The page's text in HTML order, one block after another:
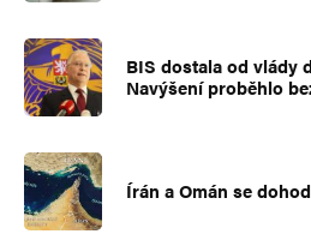
BIS dostala od vlády
Navýšení proběhlo
Írán a Omán se